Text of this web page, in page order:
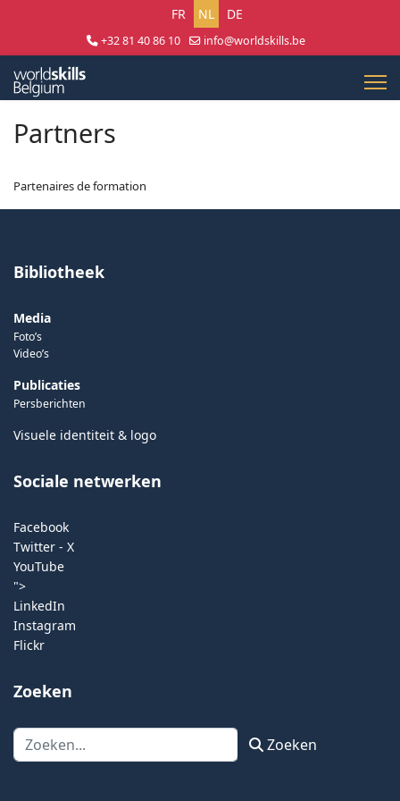
Selecteer uw taal
FR NL DE
+32 81 40 86 10
info@worldskills.be
Partners
Partenaires de formation
Bibliotheek
Media
Foto’s
Video’s
Publicaties
Persberichten
Visuele identiteit & logo
Sociale netwerken
Facebook
Twitter - X
YouTube
">
LinkedIn
Instagram
Flickr
Zoeken
Zoeken Zoeken